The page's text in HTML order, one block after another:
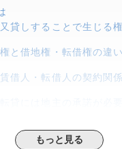
貸しすることで生じる
と借地権・転借権の違い
借人・転借人の契約関係
借人の法的権利
抗要件は『借地人名義
もっと見る